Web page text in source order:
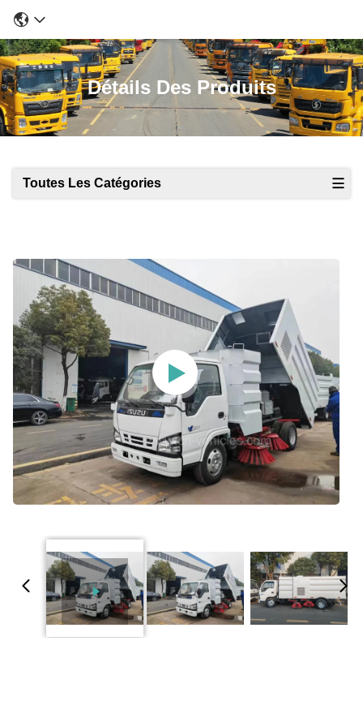
Détails Des Produits
Toutes Les Catégories